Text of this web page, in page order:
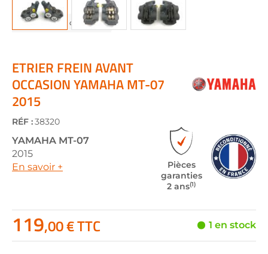
the
beginning
of
the
images
gallery
ETRIER FREIN AVANT
OCCASION YAMAHA MT-07
2015
RÉF :38320
YAMAHA MT-07
2015
En savoir +
Pièces
garanties
2 ans(1)
119,00 € TTC 1 en stock